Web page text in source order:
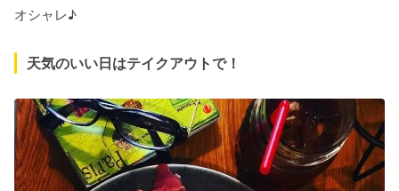
オシャレ♪
天気のいい日はテイクアウトで！